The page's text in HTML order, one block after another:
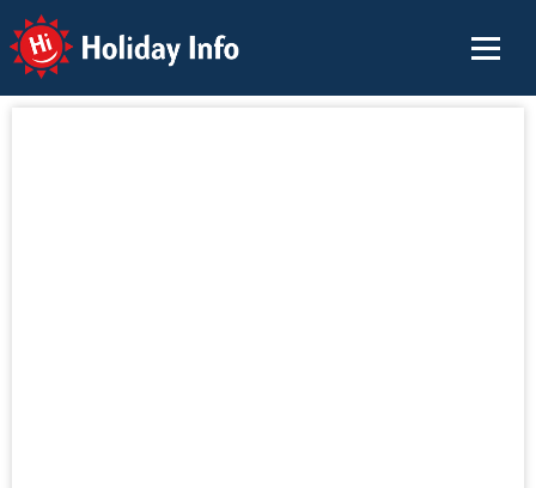
Holiday Info